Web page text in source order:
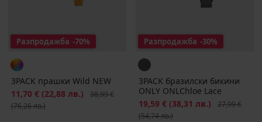
Разпродажба -70%
3PACK прашки Wild NEW
Намаление
11,70 € (22,88 лв.) Първоначална цена
38,99 €
(76,26 лв.)
Разпродажба -30%
3PACK бразилски бикини
ONLY ONLChloe Lace
Намаление
19,59 € (38,31 лв.)
27,99 €
(54,74 лв.)